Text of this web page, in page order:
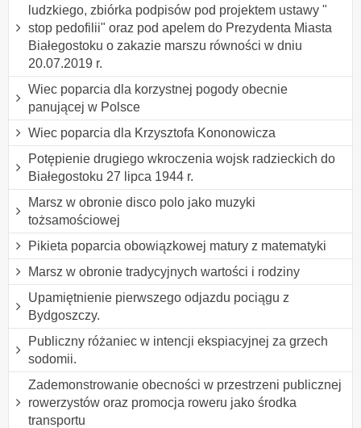
ludzkiego, zbiórka podpisów pod projektem ustawy "
stop pedofilii" oraz pod apelem do Prezydenta Miasta
Białegostoku o zakazie marszu równości w dniu
20.07.2019 r.
Wiec poparcia dla korzystnej pogody obecnie
panującej w Polsce
Wiec poparcia dla Krzysztofa Kononowicza
Potępienie drugiego wkroczenia wojsk radzieckich do
Białegostoku 27 lipca 1944 r.
Marsz w obronie disco polo jako muzyki
tożsamościowej
Pikieta poparcia obowiązkowej matury z matematyki
Marsz w obronie tradycyjnych wartości i rodziny
Upamiętnienie pierwszego odjazdu pociągu z
Bydgoszczy.
Publiczny różaniec w intencji ekspiacyjnej za grzech
sodomii.
Zademonstrowanie obecności w przestrzeni publicznej
rowerzystów oraz promocja roweru jako środka
transportu